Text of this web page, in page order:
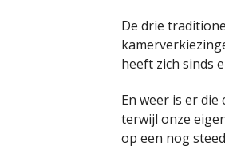
De drie
heeft zich sinds
En weer is er
terwijl onze
op een nog